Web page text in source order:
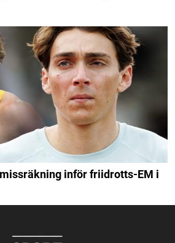
inför friidrotts-EM i